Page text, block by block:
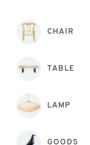
CHAIR
TABLE
LAMP
GOODS